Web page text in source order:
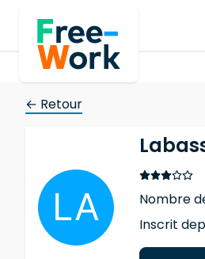
← Retour
Nombre
Inscrit